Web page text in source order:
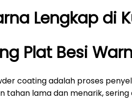
Lengkap di
Plat Besi
coating adalah proses
tahan lama dan menarik,